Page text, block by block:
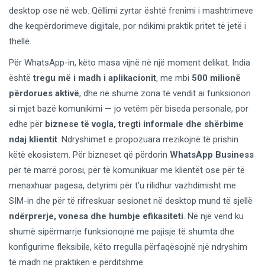
desktop ose në web. Qëllimi zyrtar është frenimi i mashtrimeve
dhe keqpërdorimeve digjitale, por ndikimi praktik pritet të jetë i
thellë.
Për WhatsApp-in, këto masa vijnë në një moment delikat. India
ështëtregu më i madh i aplikacionit, me mbi 500 milionë
përdorues aktivë, dhe në shumë zona të vendit ai funksionon
si mjet bazë komunikimi — jo vetëm për biseda personale, por
edhe për biznese të vogla, tregti informale dhe shërbime
ndaj klientit. Ndryshimet e propozuara rrezikojnë të prishin
këtë ekosistem. Për bizneset që përdorin WhatsApp Business
për të marrë porosi, për të komunikuar me klientët ose për të
menaxhuar pagesa, detyrimi për t’u rilidhur vazhdimisht me
SIM-in dhe për të rifreskuar sesionet në desktop mund të sjellë
ndërprerje, vonesa dhe humbje efikasiteti. Në një vend ku
shumë sipërmarrje funksionojnë me pajisje të shumta dhe
konfigurime fleksibile, këto rregulla përfaqësojnë një ndryshim
të madh në praktikën e përditshme.